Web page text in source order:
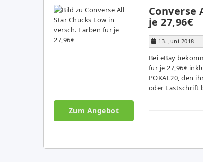
Converse
je 27,96€
13. Juni 2018
Bei eBay
für je 27,96€
POKAL20, den
oder Lastschrift
Zum Angebot